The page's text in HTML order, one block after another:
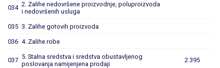
034 2. Zalihe nedovršene proizvodnje, poluproizvoda
i nedovršenih usluga
035 3. Zalihe gotovih proizvoda
036 4. Zalihe robe
037 5. Stalna sredstva i sredstva obustavljenog
poslovanja namijenjena prodaji
2.395